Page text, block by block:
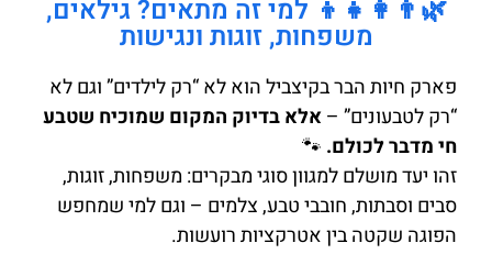
🌿👨‍👩‍👧‍👦 למי זה מתאים? גילאים,
משפחות, זוגות ונגישות
פארק חיות הבר בקיצביל הוא לא “רק לילדים” וגם לא
“רק לטבעונים” –אלא בדיוק המקום שמוכיח שטבע
חי מדבר לכולם. 🐾
זהו יעד מושלם למגוון סוגי מבקרים: משפחות, זוגות,
סבים וסבתות, חובבי טבע, צלמים – וגם למי שמחפש
הפוגה שקטה בין אטרקציות רועשות.